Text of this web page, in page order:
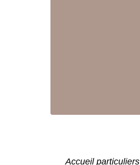
Accueil particuliers